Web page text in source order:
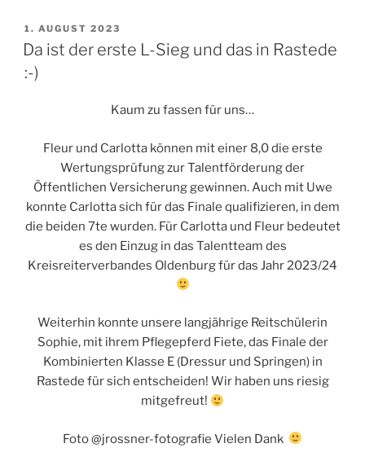
VERÖFFENTLICHT
AM
1. AUGUST 2023
Da ist der erste L-Sieg und das in Rastede
:-)
Kaum zu fassen für uns…
Fleur und Carlotta können mit einer 8,0 die erste
Wertungsprüfung zur Talentförderung der
Öffentlichen Versicherung gewinnen. Auch mit Uwe
konnte Carlotta sich für das Finale qualifizieren, in dem
die beiden 7te wurden. Für Carlotta und Fleur bedeutet
es den Einzug in das Talentteam des
Kreisreiterverbandes Oldenburg für das Jahr 2023/24
Weiterhin konnte unsere langjährige Reitschülerin
Sophie, mit ihrem Pflegepferd Fiete, das Finale der
Kombinierten Klasse E (Dressur und Springen) in
Rastede für sich entscheiden! Wir haben uns riesig
mitgefreut!
Foto @jrossner-fotografie Vielen Dank